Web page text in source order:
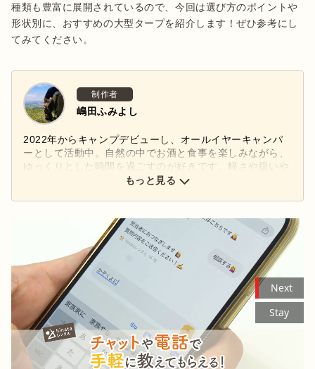
種類も豊富に展開されているので、今回は選び方のポイントや
形状別に、おすすめの大型タープを紹介します！ぜひ参考にし
てみてください。
制作者
嶋田ふみよし
2022年からキャンプデビューし、オールイヤーキャンパ
ーとして活動中。自然の中でお酒と食事を楽しみながら、
ゆっくりとした時間を過ごすのが好きです。軽さや扱いや
すさを重視したギアを好み、テントはGOGlampingを愛用
もっと見る
Next
Stay